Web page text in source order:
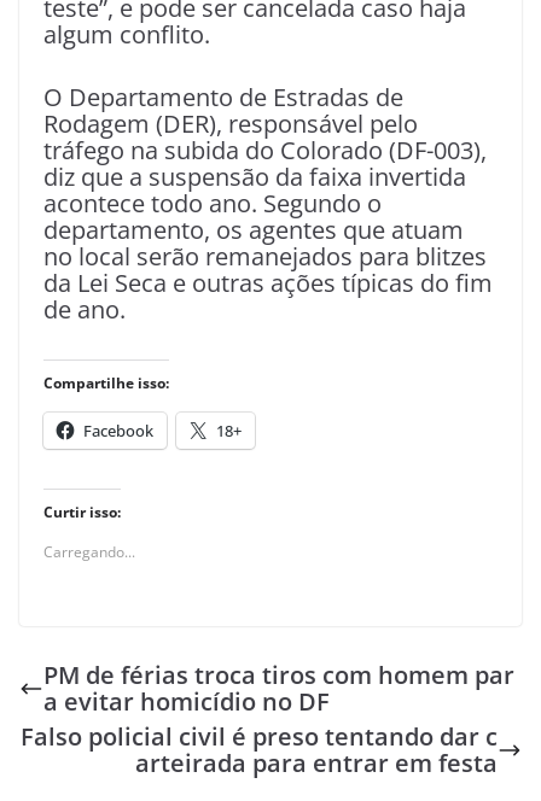
teste”, e pode ser cancelada caso haja
algum conflito.
O Departamento de Estradas de
Rodagem (DER), responsável pelo
tráfego na subida do Colorado (DF-003),
diz que a suspensão da faixa invertida
acontece todo ano. Segundo o
departamento, os agentes que atuam
no local serão remanejados para blitzes
da Lei Seca e outras ações típicas do fim
de ano.
Compartilhe isso:
Facebook 18+
Curtir isso:
Carregando...
PM de férias troca tiros com homem par
a evitar homicídio no DF
Falso policial civil é preso tentando dar c
arteirada para entrar em festa